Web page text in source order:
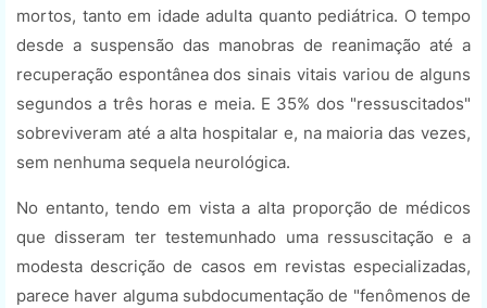
mortos, tanto em idade adulta quanto pediátrica. O tempo
desde a suspensão das manobras de reanimação até a
recuperação espontânea dos sinais vitais variou de alguns
segundos a três horas e meia. E 35% dos "ressuscitados"
sobreviveram até a alta hospitalar e, na maioria das vezes,
sem nenhuma sequela neurológica.
No entanto, tendo em vista a alta proporção de médicos
que disseram ter testemunhado uma ressuscitação e a
modesta descrição de casos em revistas especializadas,
parece haver alguma subdocumentação de "fenômenos de